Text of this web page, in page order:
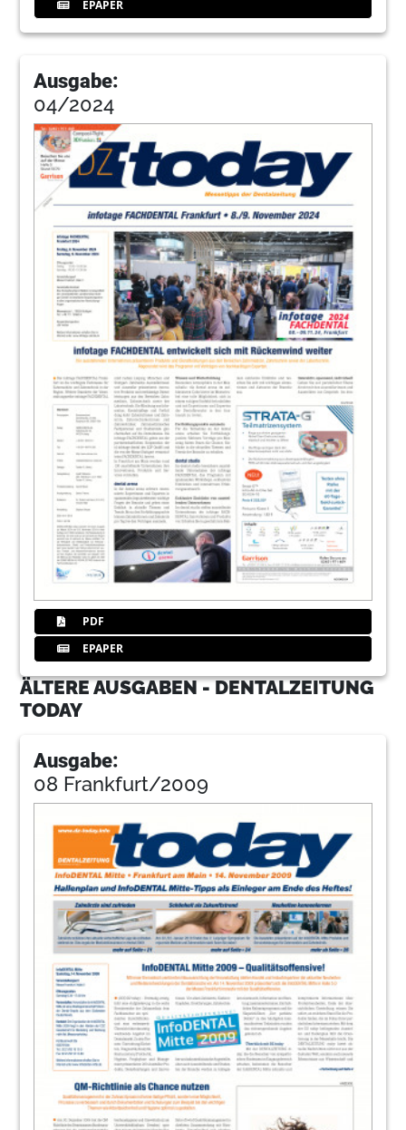
EPAPER
Ausgabe:
04/2024
PDF
EPAPER
ÄLTERE AUSGABEN - DENTALZEITUNG
TODAY
Ausgabe:
08 Frankfurt/2009